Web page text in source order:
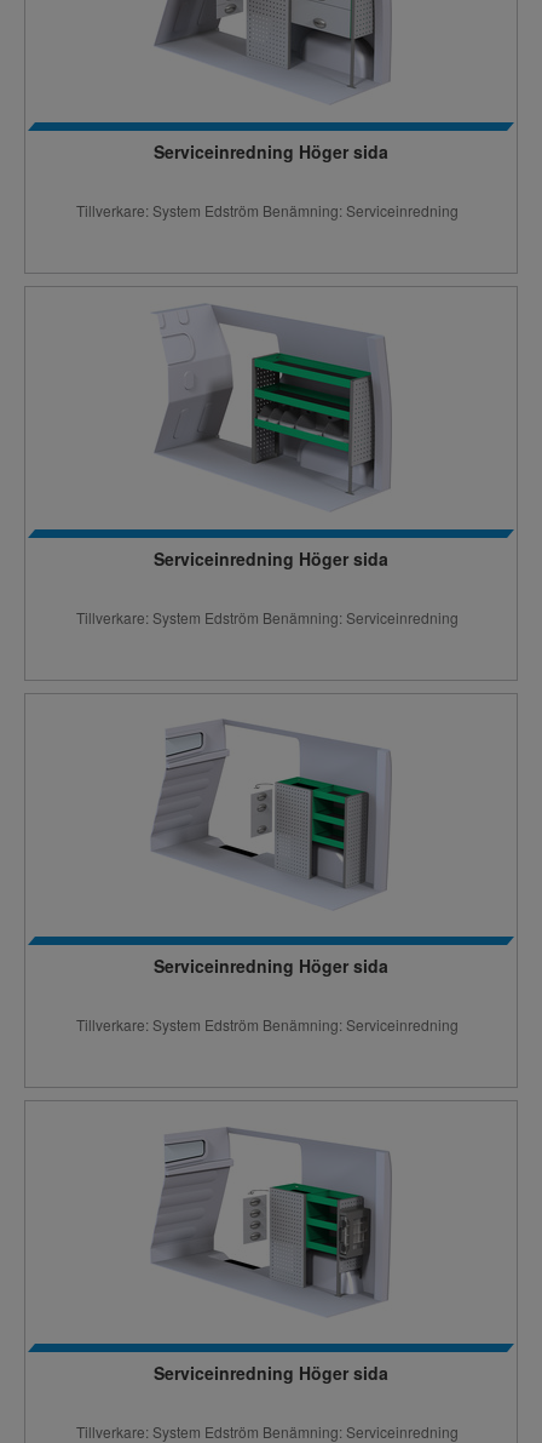
Serviceinredning Höger sida
Tillverkare: System Edström Benämning: Serviceinredning
Serviceinredning Höger sida
Tillverkare: System Edström Benämning: Serviceinredning
Serviceinredning Höger sida
Tillverkare: System Edström Benämning: Serviceinredning
Serviceinredning Höger sida
Tillverkare: System Edström Benämning: Serviceinredning